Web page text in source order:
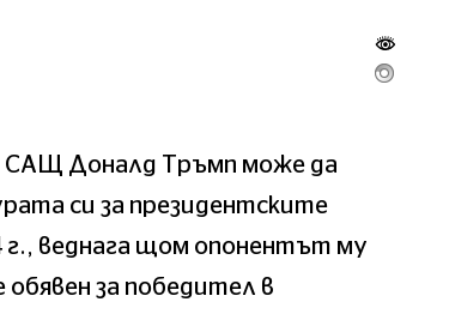
САЩ Доналд Тръмп може да
си за президентските
г., веднага щом опонентът му
за победител в